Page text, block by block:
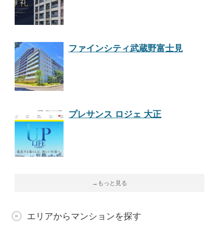
ファインシティ武蔵野富士見
プレサンス ロジェ 大正
→もっと見る
エリアからマンションを探す